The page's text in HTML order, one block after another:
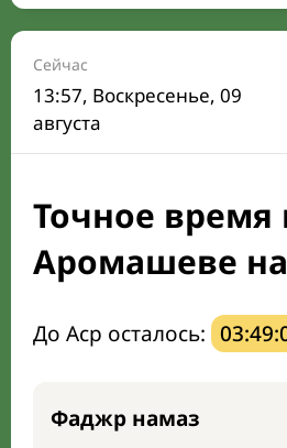
Время намаза на сегодня
Расписание на месяц
Время Сухура и Ифтара
Календарь рамадана
Направление киблы
Сейчас
13:57, Воскресенье, 09
августа
Точное время
Аромашеве на
До Аср осталось:
Фаджр намаз